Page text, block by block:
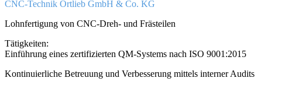
CNC-Technik Ortlieb GmbH & Co. KG
Lohnfertigung von CNC-Dreh- und Frästeilen
Tätigkeiten:
Einführung eines zertifizierten QM-Systems nach ISO 9001:2015
Kontinuierliche Betreuung und Verbesserung mittels interner Audits